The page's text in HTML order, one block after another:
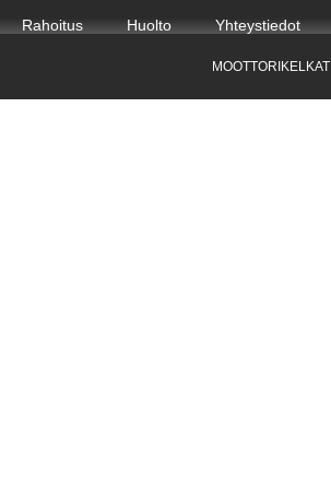
Rahoitus Huolto Yhteystiedot
MOOTTORIKELKAT